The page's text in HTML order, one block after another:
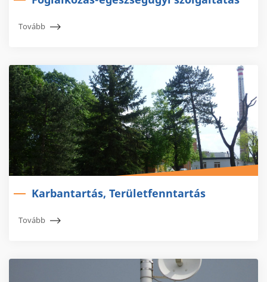
Tovább
Karbantartás, Területfenntartás
Tovább